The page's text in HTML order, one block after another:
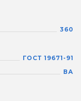
360
ГОСТ 19671-91
ВА